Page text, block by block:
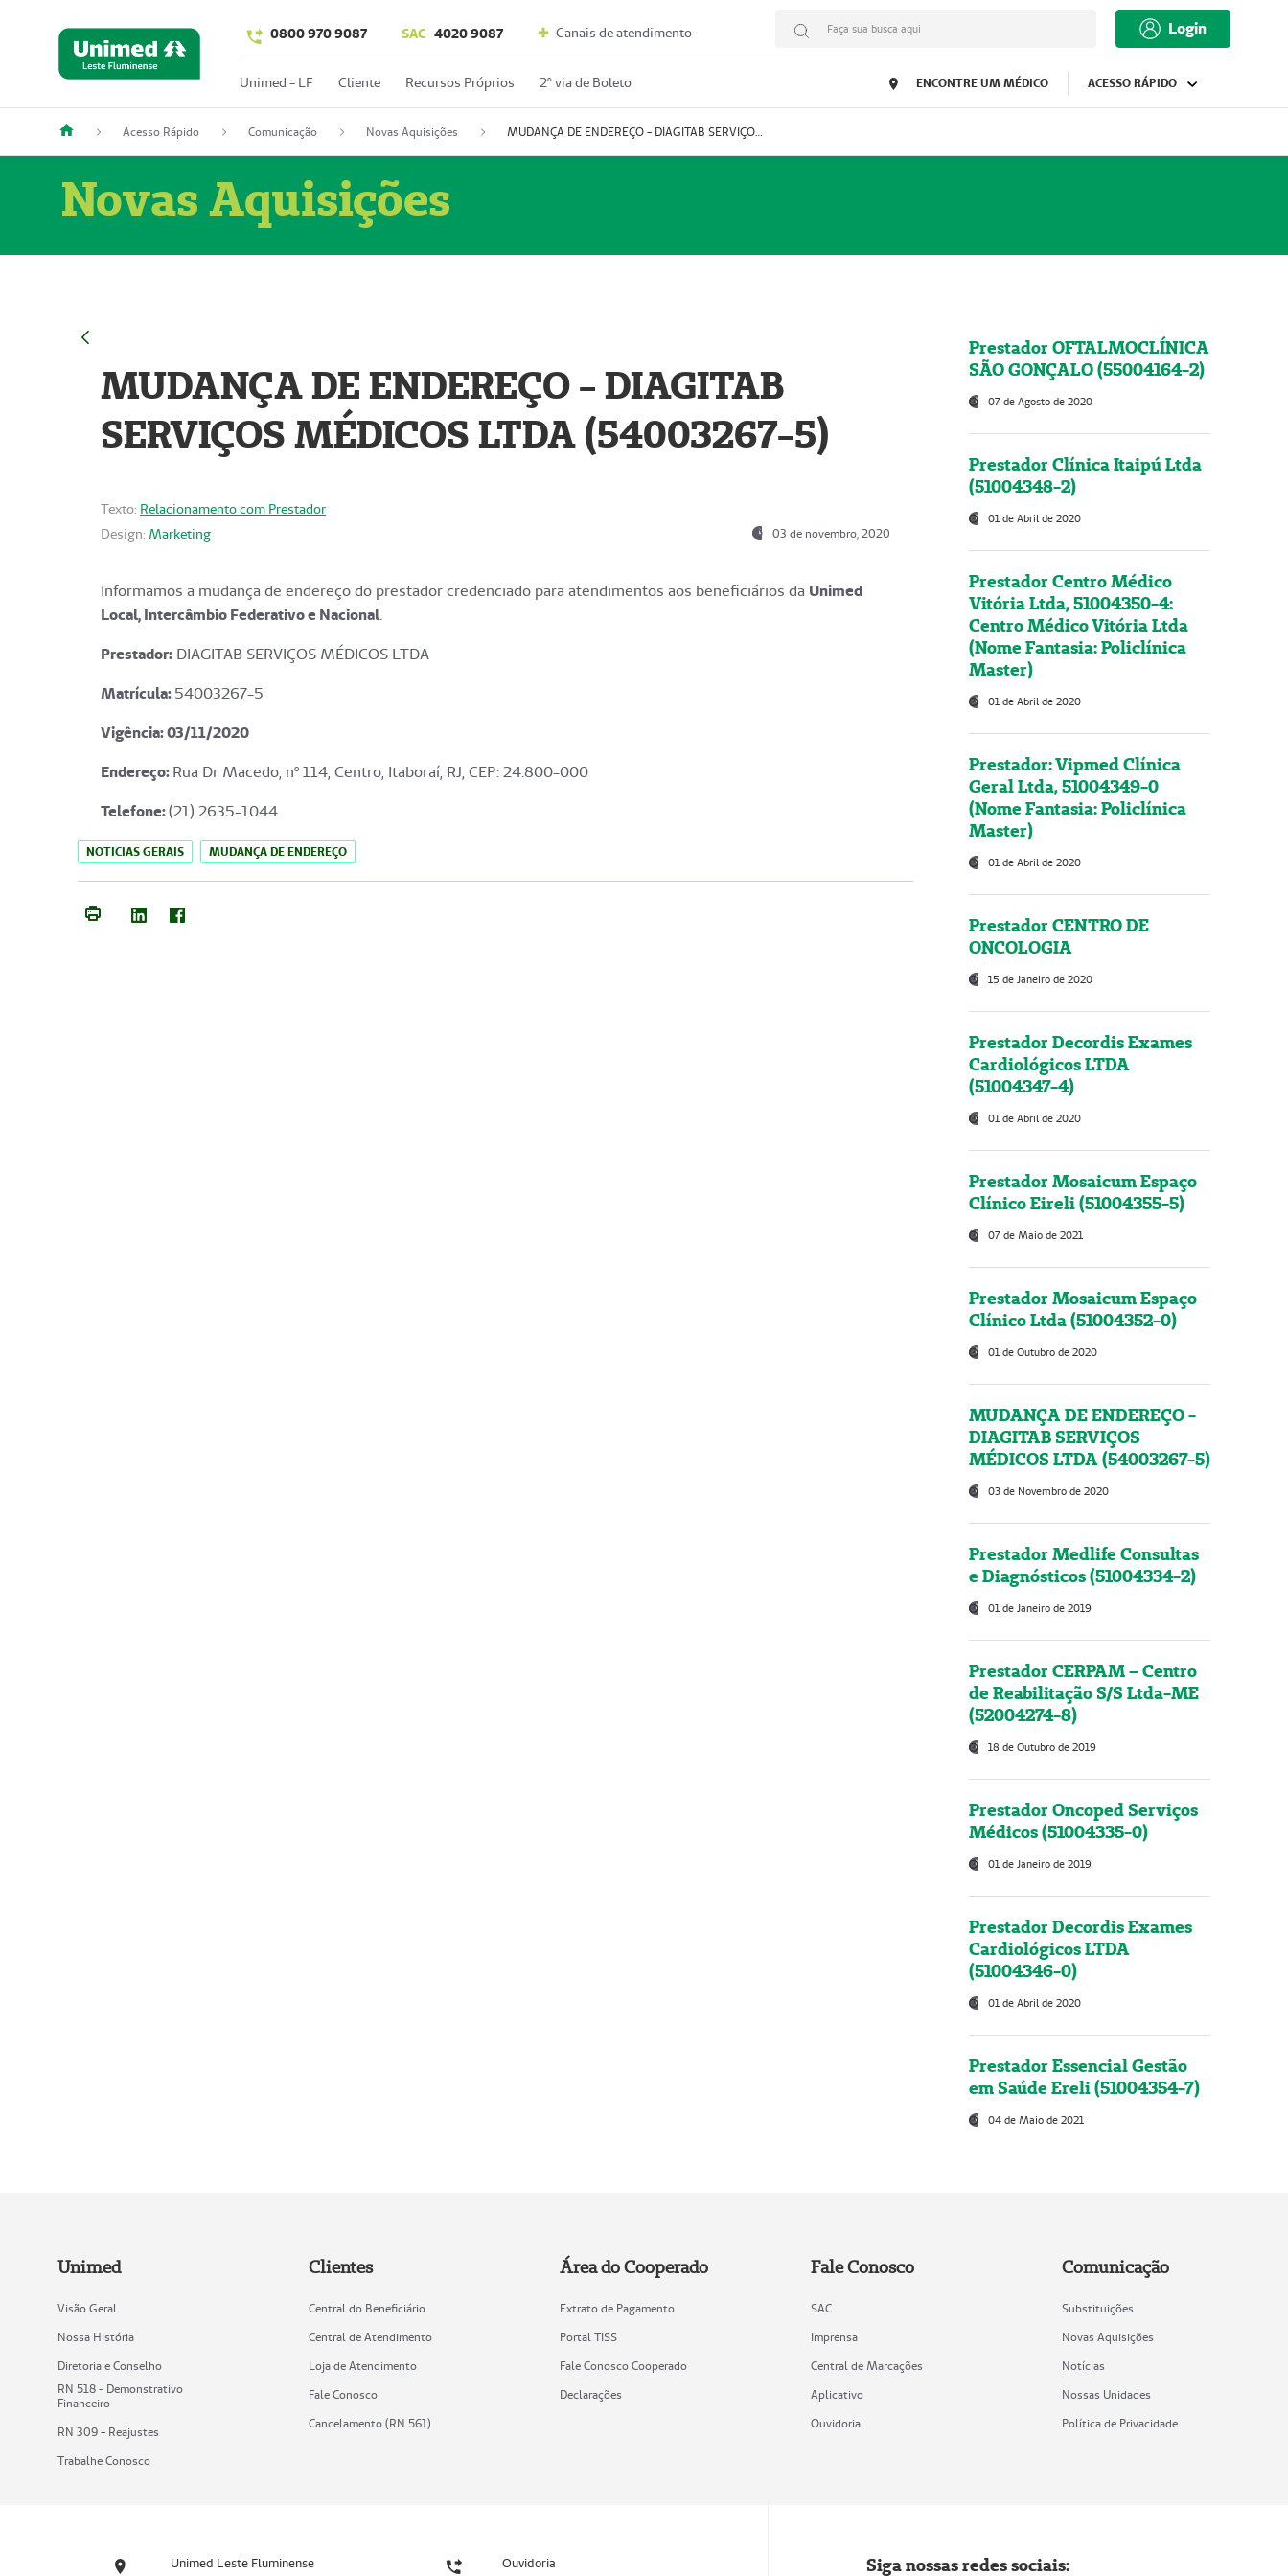
0800 970 9087 SAC 4020 9087 Canais de atendimento Faça sua busca aqui Login
Unimed - LF Cliente Recursos Próprios 2º via de Boleto ENCONTRE UM MÉDICO ACESSO RÁPIDO
Acesso Rápido Comunicação Novas Aquisições MUDANÇA DE ENDEREÇO - DIAGITAB SERVIÇOS MÉDICOS LTDA (54003267-5)
Novas Aquisições
MUDANÇA DE ENDEREÇO - DIAGITAB
SERVIÇOS MÉDICOS LTDA (54003267-5)
Texto: Relacionamento com Prestador
Design: Marketing 03 de novembro, 2020
Informamos a mudança de endereço do prestador credenciado para atendimentos aos beneficiários da Unimed
Local, Intercâmbio Federativo e Nacional.
Prestador: DIAGITAB SERVIÇOS MÉDICOS LTDA
Matrícula:54003267-5
Vigência: 03/11/2020
Endereço:Rua Dr Macedo, nº 114, Centro, Itaboraí, RJ, CEP: 24.800-000
Telefone:(21) 2635-1044
NOTICIAS GERAIS MUDANÇA DE ENDEREÇO
Prestador OFTALMOCLÍNICA
SÃO GONÇALO (55004164-2)
07 de Agosto de 2020
Prestador Clínica Itaipú Ltda
(51004348-2)
01 de Abril de 2020
Prestador Centro Médico
Vitória Ltda, 51004350-4:
Centro Médico Vitória Ltda
(Nome Fantasia: Policlínica
Master)
01 de Abril de 2020
Prestador: Vipmed Clínica
Geral Ltda, 51004349-0
(Nome Fantasia: Policlínica
Master)
01 de Abril de 2020
Prestador CENTRO DE
ONCOLOGIA
15 de Janeiro de 2020
Prestador Decordis Exames
Cardiológicos LTDA
(51004347-4)
01 de Abril de 2020
Prestador Mosaicum Espaço
Clínico Eireli (51004355-5)
07 de Maio de 2021
Prestador Mosaicum Espaço
Clínico Ltda (51004352-0)
01 de Outubro de 2020
MUDANÇA DE ENDEREÇO -
DIAGITAB SERVIÇOS
MÉDICOS LTDA (54003267-5)
03 de Novembro de 2020
Prestador Medlife Consultas
e Diagnósticos (51004334-2)
01 de Janeiro de 2019
Prestador CERPAM – Centro
de Reabilitação S/S Ltda-ME
(52004274-8)
18 de Outubro de 2019
Prestador Oncoped Serviços
Médicos (51004335-0)
01 de Janeiro de 2019
Prestador Decordis Exames
Cardiológicos LTDA
(51004346-0)
01 de Abril de 2020
Prestador Essencial Gestão
em Saúde Ereli (51004354-7)
04 de Maio de 2021
Unimed
Visão Geral
Nossa História
Diretoria e Conselho
RN 518 - Demonstrativo
Financeiro
RN 309 - Reajustes
Trabalhe Conosco
Clientes
Central do Beneficiário
Central de Atendimento
Loja de Atendimento
Fale Conosco
Cancelamento (RN 561)
Área do Cooperado
Extrato de Pagamento
Portal TISS
Fale Conosco Cooperado
Declarações
Fale Conosco
SAC
Imprensa
Central de Marcações
Aplicativo
Ouvidoria
Comunicação
Substituições
Novas Aquisições
Notícias
Nossas Unidades
Política de Privacidade
Unimed Leste Fluminense Ouvidoria Siga nossas redes sociais: